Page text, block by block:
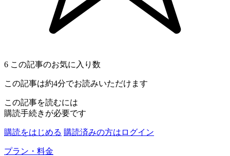
6 この記事のお気に入り数
この記事は約4分でお読みいただけます
この記事を読むには
購読手続きが必要です
購読をはじめる 購読済みの方はログイン
プラン・料金